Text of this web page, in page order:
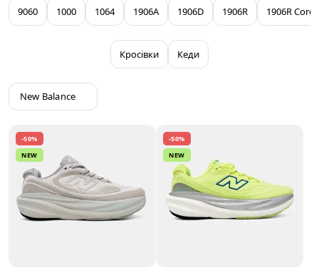
9060 1000 1064 1906A 1906D 1906R 1906R
Кросівки Кеди
New Balance
-50%
NEW
-50%
NEW